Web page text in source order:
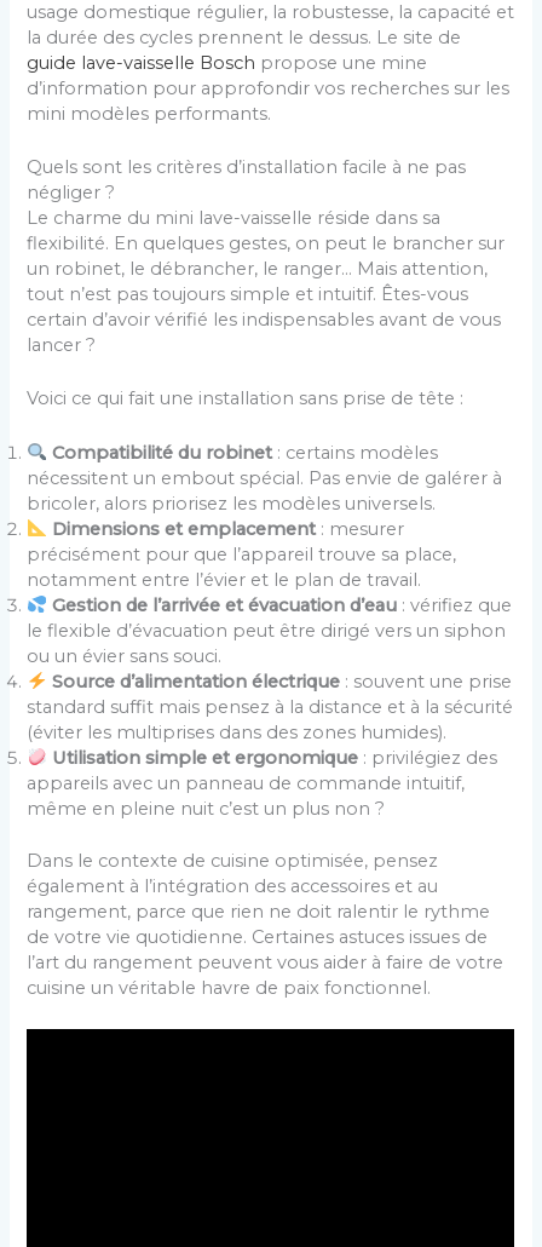
usage domestique régulier, la robustesse, la capacité et
la durée des cycles prennent le dessus. Le site de
guide lave-vaisselle Bosch propose une mine
d’information pour approfondir vos recherches sur les
mini modèles performants.
Quels sont les critères d’installation facile à ne pas
négliger ?
Le charme du mini lave-vaisselle réside dans sa
flexibilité. En quelques gestes, on peut le brancher sur
un robinet, le débrancher, le ranger… Mais attention,
tout n’est pas toujours simple et intuitif. Êtes-vous
certain d’avoir vérifié les indispensables avant de vous
lancer ?
Voici ce qui fait une installation sans prise de tête :
Compatibilité du robinet: certains modèles
nécessitent un embout spécial. Pas envie de galérer à
bricoler, alors priorisez les modèles universels.
Dimensions et emplacement: mesurer
précisément pour que l’appareil trouve sa place,
notamment entre l’évier et le plan de travail.
Gestion de l’arrivée et évacuation d’eau : vérifiez que
le flexible d’évacuation peut être dirigé vers un siphon
ou un évier sans souci.
Source d’alimentation électrique : souvent une prise
standard suffit mais pensez à la distance et à la sécurité
(éviter les multiprises dans des zones humides).
Utilisation simple et ergonomique : privilégiez des
appareils avec un panneau de commande intuitif,
même en pleine nuit c’est un plus non ?
Dans le contexte de cuisine optimisée, pensez
également à l’intégration des accessoires et au
rangement, parce que rien ne doit ralentir le rythme
de votre vie quotidienne. Certaines astuces issues de
l’art du rangement peuvent vous aider à faire de votre
cuisine un véritable havre de paix fonctionnel.